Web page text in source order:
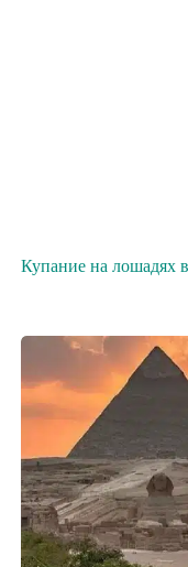
Купание на лошадях